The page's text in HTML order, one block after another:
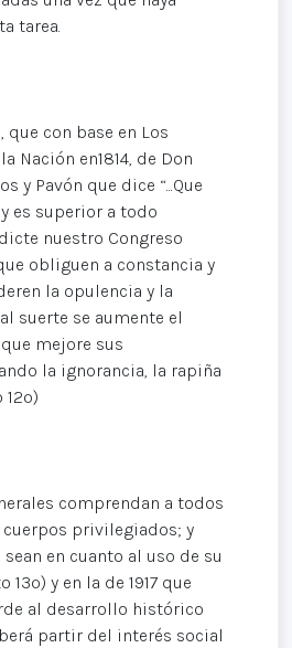
tarea.
que con base en Los
Nación en1814, de Don
y Pavón que dice “...Que
es superior a todo
nuestro Congreso
obliguen a constancia y
la opulencia y la
suerte se aumente el
mejore sus
la ignorancia, la rapiña
12º)
comprendan a todos
privilegiados; y
en cuanto al uso de su
y en la de 1917 que
al desarrollo histórico
partir del interés social